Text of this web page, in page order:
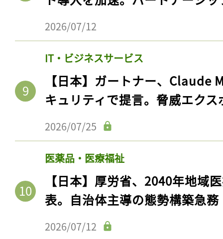
2026/07/12
IT・ビジネスサービス
【日本】ガートナー、Claude
キュリティで提言。脅威エク
2026/07/25
医薬品・医療福祉
【日本】厚労省、2040年地域
表。自治体主導の態勢構築急務
2026/07/12